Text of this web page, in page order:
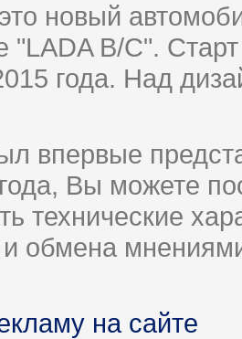
новый
"LADA B/C".
года. Над
впервые
Вы можете
технические
обмена
на сайте